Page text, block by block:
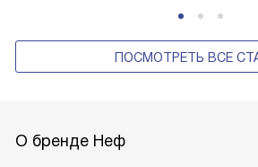
ПОСМОТРЕТЬ ВСЕ
О бренде Неф